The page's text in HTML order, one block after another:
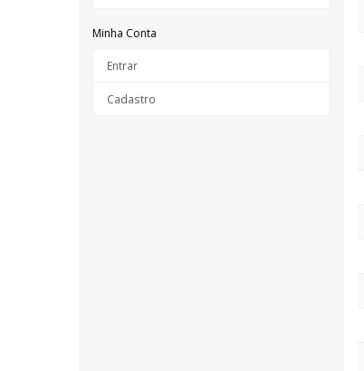
Minha Conta
Entrar
Cadastro